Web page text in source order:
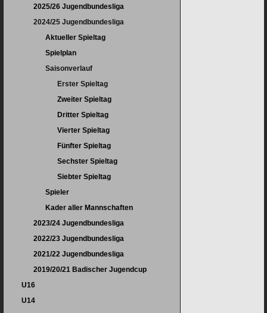
2025/26 Jugendbundesliga
2024/25 Jugendbundesliga
Aktueller Spieltag
Spielplan
Saisonverlauf
Erster Spieltag
Zweiter Spieltag
Dritter Spieltag
Vierter Spieltag
Fünfter Spieltag
Sechster Spieltag
Siebter Spieltag
Spieler
Kader aller Mannschaften
2023/24 Jugendbundesliga
2022/23 Jugendbundesliga
2021/22 Jugendbundesliga
2019/20/21 Badischer Jugendcup
U16
U14